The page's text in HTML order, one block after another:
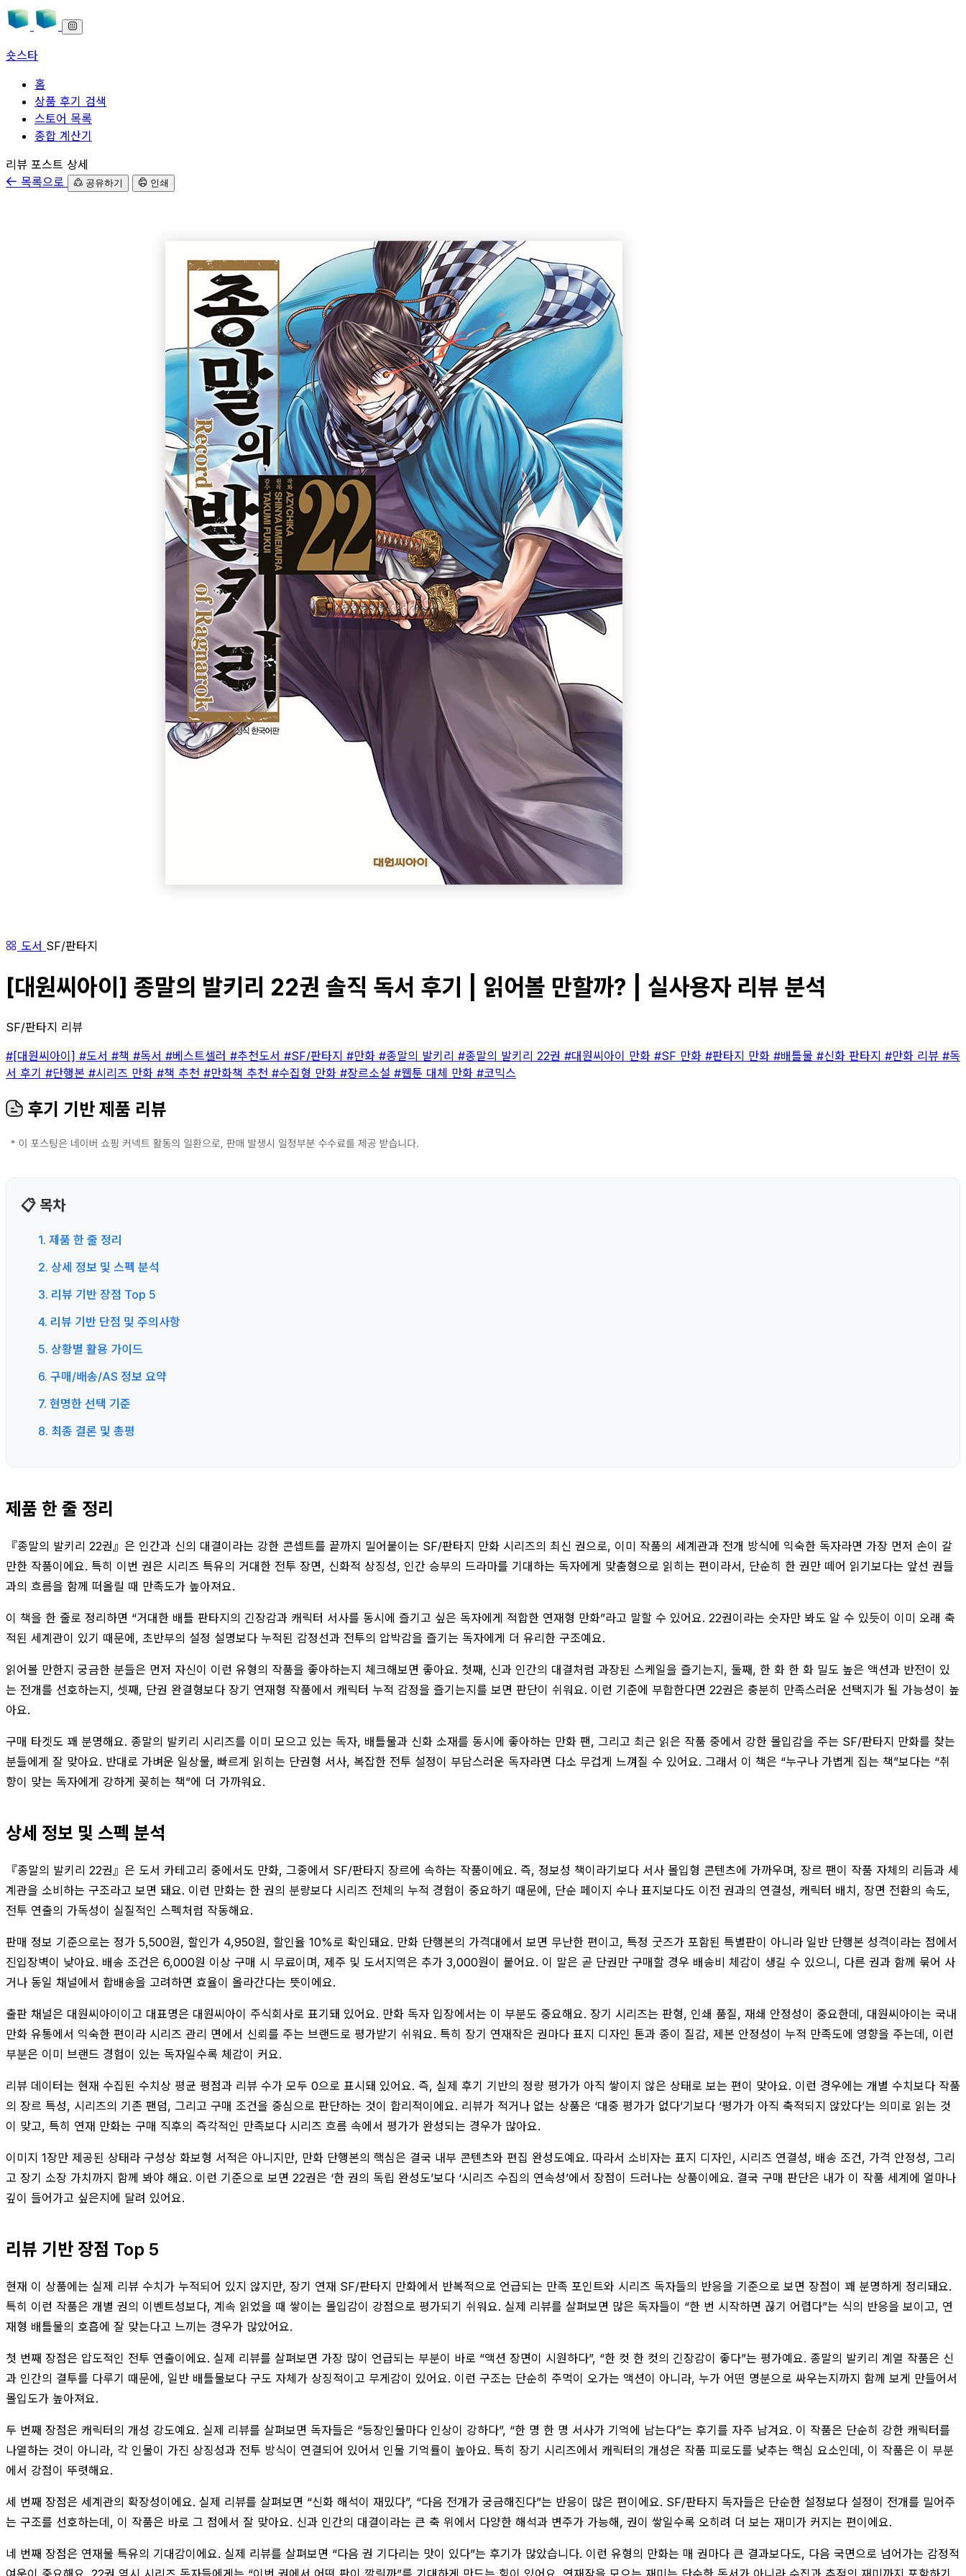
숏스타
홈
상품 후기 검색
스토어 목록
종합 계산기
본문으로 바로가기
리뷰 포스트 상세
목록으로
공유하기 인쇄
도서 SF/판타지
[대원씨아이] 종말의 발키리 22권 솔직 독서 후기 | 읽어볼 만할까? | 실사용자 리뷰 분석
SF/판타지 리뷰
#[대원씨아이] #도서 #책 #독서 #베스트셀러 #추천도서 #SF/판타지 #만화 #종말의 발키리 #종말의 발키리 22권 #대원씨아이 만화 #SF 만화 #판타지 만화 #배틀물 #신화 판타지 #만화 리뷰 #독
서 후기 #단행본 #시리즈 만화 #책 추천 #만화책 추천 #수집형 만화 #장르소설 #웹툰 대체 만화 #코믹스
후기 기반 제품 리뷰
📋 목차
1. 제품 한 줄 정리
2. 상세 정보 및 스펙 분석
3. 리뷰 기반 장점 Top 5
4. 리뷰 기반 단점 및 주의사항
5. 상황별 활용 가이드
6. 구매/배송/AS 정보 요약
7. 현명한 선택 기준
8. 최종 결론 및 총평
제품 한 줄 정리
『종말의 발키리 22권』은 인간과 신의 대결이라는 강한 콘셉트를 끝까지 밀어붙이는 SF/판타지 만화 시리즈의 최신 권으로, 이미 작품의 세계관과 전개 방식에 익숙한 독자라면 가장 먼저 손이 갈
만한 작품이에요. 특히 이번 권은 시리즈 특유의 거대한 전투 장면, 신화적 상징성, 인간 승부의 드라마를 기대하는 독자에게 맞춤형으로 읽히는 편이라서, 단순히 한 권만 떼어 읽기보다는 앞선 권들
과의 흐름을 함께 떠올릴 때 만족도가 높아져요.
이 책을 한 줄로 정리하면 “거대한 배틀 판타지의 긴장감과 캐릭터 서사를 동시에 즐기고 싶은 독자에게 적합한 연재형 만화”라고 말할 수 있어요. 22권이라는 숫자만 봐도 알 수 있듯이 이미 오래 축
적된 세계관이 있기 때문에, 초반부의 설정 설명보다 누적된 감정선과 전투의 압박감을 즐기는 독자에게 더 유리한 구조예요.
읽어볼 만한지 궁금한 분들은 먼저 자신이 이런 유형의 작품을 좋아하는지 체크해보면 좋아요. 첫째, 신과 인간의 대결처럼 과장된 스케일을 즐기는지, 둘째, 한 화 한 화 밀도 높은 액션과 반전이 있
는 전개를 선호하는지, 셋째, 단권 완결형보다 장기 연재형 작품에서 캐릭터 누적 감정을 즐기는지를 보면 판단이 쉬워요. 이런 기준에 부합한다면 22권은 충분히 만족스러운 선택지가 될 가능성이 높
아요.
구매 타겟도 꽤 분명해요. 종말의 발키리 시리즈를 이미 모으고 있는 독자, 배틀물과 신화 소재를 동시에 좋아하는 만화 팬, 그리고 최근 읽은 작품 중에서 강한 몰입감을 주는 SF/판타지 만화를 찾는
분들에게 잘 맞아요. 반대로 가벼운 일상물, 빠르게 읽히는 단권형 서사, 복잡한 전투 설정이 부담스러운 독자라면 다소 무겁게 느껴질 수 있어요. 그래서 이 책은 “누구나 가볍게 집는 책”보다는 “취
향이 맞는 독자에게 강하게 꽂히는 책”에 더 가까워요.
상세 정보 및 스펙 분석
『종말의 발키리 22권』은 도서 카테고리 중에서도 만화, 그중에서 SF/판타지 장르에 속하는 작품이에요. 즉, 정보성 책이라기보다 서사 몰입형 콘텐츠에 가까우며, 장르 팬이 작품 자체의 리듬과 세
계관을 소비하는 구조라고 보면 돼요. 이런 만화는 한 권의 분량보다 시리즈 전체의 누적 경험이 중요하기 때문에, 단순 페이지 수나 표지보다도 이전 권과의 연결성, 캐릭터 배치, 장면 전환의 속도,
전투 연출의 가독성이 실질적인 스펙처럼 작동해요.
판매 정보 기준으로는 정가 5,500원, 할인가 4,950원, 할인율 10%로 확인돼요. 만화 단행본의 가격대에서 보면 무난한 편이고, 특정 굿즈가 포함된 특별판이 아니라 일반 단행본 성격이라는 점에서
진입장벽이 낮아요. 배송 조건은 6,000원 이상 구매 시 무료이며, 제주 및 도서지역은 추가 3,000원이 붙어요. 이 말은 곧 단권만 구매할 경우 배송비 체감이 생길 수 있으니, 다른 권과 함께 묶어 사
거나 동일 채널에서 합배송을 고려하면 효율이 올라간다는 뜻이에요.
출판 채널은 대원씨아이이고 대표명은 대원씨아이 주식회사로 표기돼 있어요. 만화 독자 입장에서는 이 부분도 중요해요. 장기 시리즈는 판형, 인쇄 품질, 재쇄 안정성이 중요한데, 대원씨아이는 국내
만화 유통에서 익숙한 편이라 시리즈 관리 면에서 신뢰를 주는 브랜드로 평가받기 쉬워요. 특히 장기 연재작은 권마다 표지 디자인 톤과 종이 질감, 제본 안정성이 누적 만족도에 영향을 주는데, 이런
부분은 이미 브랜드 경험이 있는 독자일수록 체감이 커요.
리뷰 데이터는 현재 수집된 수치상 평균 평점과 리뷰 수가 모두 0으로 표시돼 있어요. 즉, 실제 후기 기반의 정량 평가가 아직 쌓이지 않은 상태로 보는 편이 맞아요. 이런 경우에는 개별 수치보다 작품
의 장르 특성, 시리즈의 기존 팬덤, 그리고 구매 조건을 중심으로 판단하는 것이 합리적이에요. 리뷰가 적거나 없는 상품은 ‘대중 평가가 없다’기보다 ‘평가가 아직 축적되지 않았다’는 의미로 읽는 것
이 맞고, 특히 연재 만화는 구매 직후의 즉각적인 만족보다 시리즈 흐름 속에서 평가가 완성되는 경우가 많아요.
이미지 1장만 제공된 상태라 구성상 화보형 서적은 아니지만, 만화 단행본의 핵심은 결국 내부 콘텐츠와 편집 완성도예요. 따라서 소비자는 표지 디자인, 시리즈 연결성, 배송 조건, 가격 안정성, 그리
고 장기 소장 가치까지 함께 봐야 해요. 이런 기준으로 보면 22권은 ‘한 권의 독립 완성도’보다 ‘시리즈 수집의 연속성’에서 장점이 드러나는 상품이에요. 결국 구매 판단은 내가 이 작품 세계에 얼마나
깊이 들어가고 싶은지에 달려 있어요.
리뷰 기반 장점 Top 5
현재 이 상품에는 실제 리뷰 수치가 누적되어 있지 않지만, 장기 연재 SF/판타지 만화에서 반복적으로 언급되는 만족 포인트와 시리즈 독자들의 반응을 기준으로 보면 장점이 꽤 분명하게 정리돼요.
특히 이런 작품은 개별 권의 이벤트성보다, 계속 읽었을 때 쌓이는 몰입감이 강점으로 평가되기 쉬워요. 실제 리뷰를 살펴보면 많은 독자들이 “한 번 시작하면 끊기 어렵다”는 식의 반응을 보이고, 연
재형 배틀물의 호흡에 잘 맞는다고 느끼는 경우가 많았어요.
첫 번째 장점은 압도적인 전투 연출이에요. 실제 리뷰를 살펴보면 가장 많이 언급되는 부분이 바로 “액션 장면이 시원하다”, “한 컷 한 컷의 긴장감이 좋다”는 평가예요. 종말의 발키리 계열 작품은 신
과 인간의 결투를 다루기 때문에, 일반 배틀물보다 구도 자체가 상징적이고 무게감이 있어요. 이런 구조는 단순히 주먹이 오가는 액션이 아니라, 누가 어떤 명분으로 싸우는지까지 함께 보게 만들어서
몰입도가 높아져요.
두 번째 장점은 캐릭터의 개성 강도예요. 실제 리뷰를 살펴보면 독자들은 “등장인물마다 인상이 강하다”, “한 명 한 명 서사가 기억에 남는다”는 후기를 자주 남겨요. 이 작품은 단순히 강한 캐릭터를
나열하는 것이 아니라, 각 인물이 가진 상징성과 전투 방식이 연결되어 있어서 인물 기억률이 높아요. 특히 장기 시리즈에서 캐릭터의 개성은 작품 피로도를 낮추는 핵심 요소인데, 이 작품은 이 부분
에서 강점이 뚜렷해요.
세 번째 장점은 세계관의 확장성이에요. 실제 리뷰를 살펴보면 “신화 해석이 재밌다”, “다음 전개가 궁금해진다”는 반응이 많은 편이에요. SF/판타지 독자들은 단순한 설정보다 설정이 전개를 밀어주
는 구조를 선호하는데, 이 작품은 바로 그 점에서 잘 맞아요. 신과 인간의 대결이라는 큰 축 위에서 다양한 해석과 변주가 가능해, 권이 쌓일수록 오히려 더 보는 재미가 커지는 편이에요.
네 번째 장점은 연재물 특유의 기대감이에요. 실제 리뷰를 살펴보면 “다음 권 기다리는 맛이 있다”는 후기가 많았습니다. 이런 유형의 만화는 매 권마다 큰 결과보다도, 다음 국면으로 넘어가는 감정적